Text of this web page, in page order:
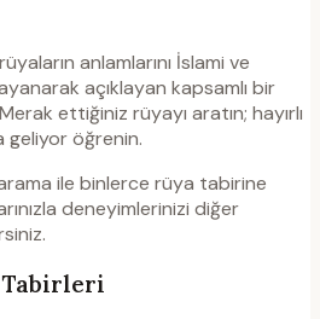
anlamlarını İslami ve
açıklayan kapsamlı bir
ettiğiniz rüyayı aratın; hayırlı
geliyor öğrenin.
ile binlerce rüya tabirine
deneyimlerinizi diğer
Tabirleri